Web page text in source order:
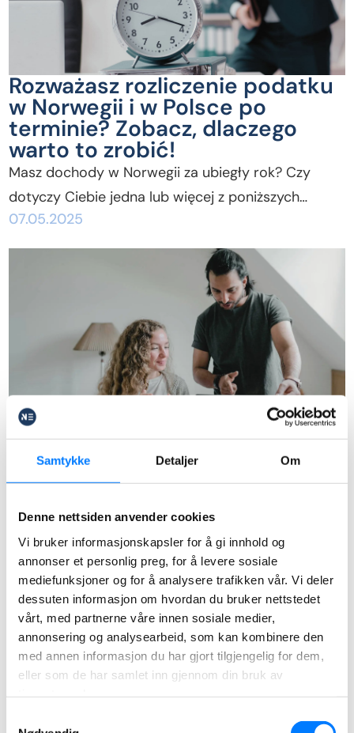
Samtykke Detaljer Om
Denne nettsiden anvender cookies
Vi bruker informasjonskapsler for å gi innhold og
annonser et personlig preg, for å levere sosiale
mediefunksjoner og for å analysere trafikken vår. Vi deler
dessuten informasjon om hvordan du bruker nettstedet
vårt, med partnerne våre innen sosiale medier,
annonsering og analysearbeid, som kan kombinere den
med annen informasjon du har gjort tilgjengelig for dem,
eller som de har samlet inn gjennom din bruk av
Rozważasz rozliczenie podatku
w Norwegii i w Polsce po
terminie? Zobacz, dlaczego
warto to zrobić!
Masz dochody w Norwegii za ubiegły rok? Czy
dotyczy Ciebie jedna lub więcej z poniższych…
07.05.2025
Skattemeldingi już dostępne
na profilach w Skatteetaten
podatek? Kiedy Twój Skattemelding będzie
dostępny, otrzymasz powiadomienie SMS-owe…
13.03.2025